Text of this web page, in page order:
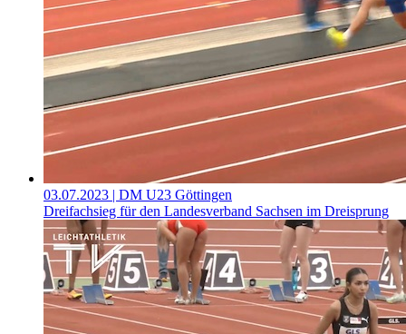
03.07.2023 | DM U23 Göttingen
Dreifachsieg für den Landesverband Sachsen im Dreisprung